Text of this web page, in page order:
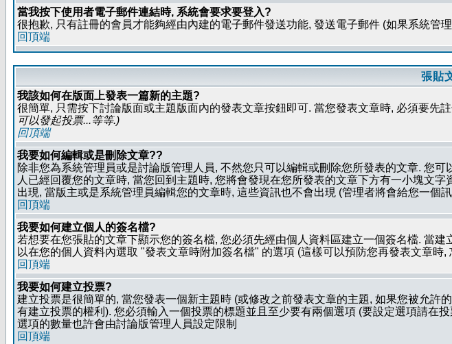
當我按下使用者電子郵件連結時, 系統會要求要登入?
很抱歉, 只有註冊的會員才能夠經由內建的電子郵件發送功能, 發送電子郵件 (如果系統管
回頂端
張貼
我該如何在版面上發表一篇新的主題?
很簡單, 只需按下討論版面或主題版面內的發表文章按鈕即可. 當您發表文章時, 必須要先
可以發起投票...等等.)
回頂端
我要如何編輯或是刪除文章??
除非您為系統管理員或是討論版管理人員, 不然您只可以編輯或刪除您所發表的文章. 您
人已經回覆您的文章時, 當您回到主題時, 您將會發現在您所發表的文章下方有一小塊文
出現, 當版主或是系統管理員編輯您的文章時, 這些資訊也不會出現 (管理者將會給您一
回頂端
我要如何建立個人的簽名檔?
若想要在您張貼的文章下顯示您的簽名檔, 您必須先經由個人資料區建立一個簽名檔. 當
以在您的個人資料內選取 "發表文章時附加簽名檔" 的選項 (這樣可以預防您再發表文章
回頂端
我要如何建立投票?
建立投票是很簡單的, 當您發表一個新主題時 (或修改之前發表文章的主題, 如果您被允
有建立投票的權利). 您必須輸入一個投票的標題並且至少要有兩個選項 (要設定選項請在
選項的數量也許會由討論版管理人員設定限制
回頂端